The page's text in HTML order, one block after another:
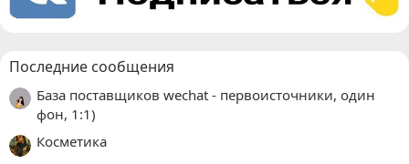
Последние сообщения
База поставщиков wechat - первоисточники, один
фон, 1:1)
Косметика